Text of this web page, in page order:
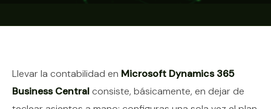
Contenido del artículo
Llevar la contabilidad en Microsoft Dynamics 365
Business Central consiste, básicamente, en dejar de